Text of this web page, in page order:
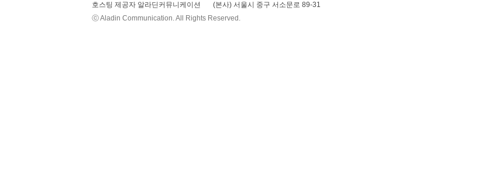
호스팅 제공자 알라딘커뮤니케이션
(본사) 서울시 중구 서소문로 89-31
ⓒ Aladin Communication. All Rights Reserved.